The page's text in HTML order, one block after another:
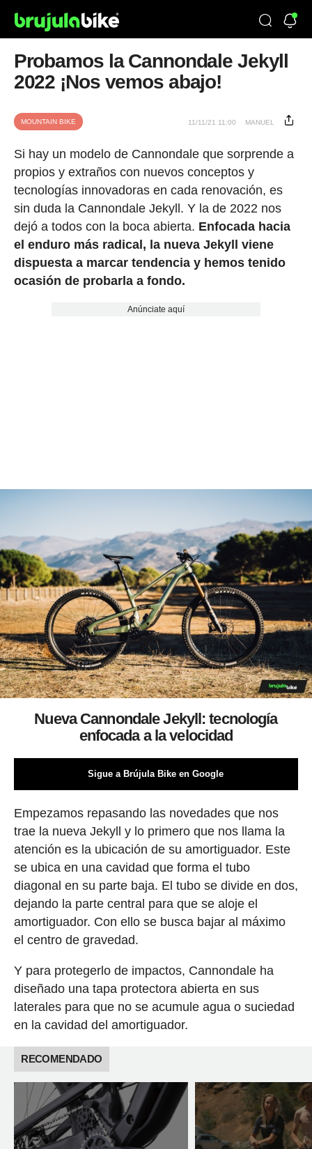
Probamos la Cannondale Jekyll
2022 ¡Nos vemos abajo!
MOUNTAIN BIKE 11/11/21 11:00 MANUEL
Si hay un modelo de Cannondale que sorprende a
propios y extraños con nuevos conceptos y
tecnologías innovadoras en cada renovación, es
sin duda la Cannondale Jekyll. Y la de 2022 nos
dejó a todos con la boca abierta. Enfocada hacia
el enduro más radical, la nueva Jekyll viene
dispuesta a marcar tendencia y hemos tenido
ocasión de probarla a fondo.
Anúnciate aquí
Nueva Cannondale Jekyll: tecnología
enfocada a la velocidad
Sigue a Brújula Bike en Google
Empezamos repasando las novedades que nos
trae la nueva Jekyll y lo primero que nos llama la
atención es la ubicación de su amortiguador. Este
se ubica en una cavidad que forma el tubo
diagonal en su parte baja. El tubo se divide en dos,
dejando la parte central para que se aloje el
amortiguador. Con ello se busca bajar al máximo
el centro de gravedad.
Y para protegerlo de impactos, Cannondale ha
diseñado una tapa protectora abierta en sus
laterales para que no se acumule agua o suciedad
en la cavidad del amortiguador.
RECOMENDADO